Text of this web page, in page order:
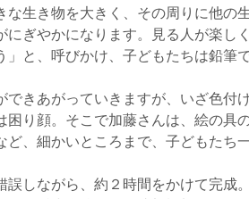
な生き物を大きく、その周りに他の
にぎやかになります。見る人が楽し
」と、呼びかけ、子どもたちは鉛筆
きあがっていきますが、いざ色付
困り顔。そこで加藤さんは、絵の具
ど、細かいところまで、子どもたち
しながら、約２時間をかけて完成